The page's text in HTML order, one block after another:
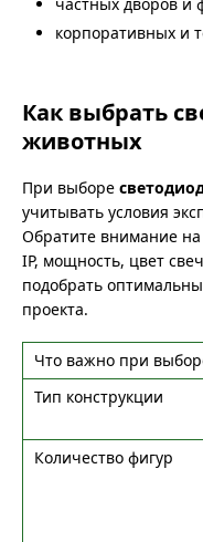
корпоративных и
Как выбрать
животных
При выборе
учитывать условия
Обратите внимание
IP, мощность, цвет
подобрать
проекта.
Что важно при
Тип конструкции
Количество фигур